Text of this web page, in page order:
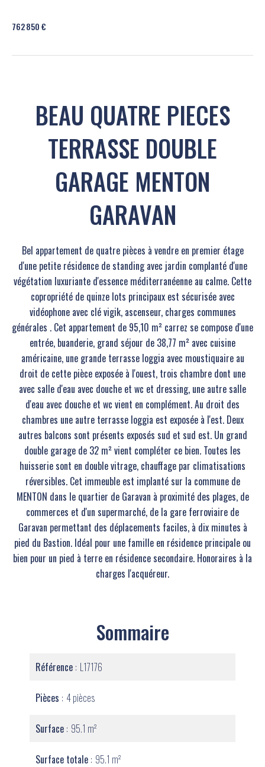
762 850 €
BEAU QUATRE PIECES
TERRASSE DOUBLE
GARAGE MENTON
GARAVAN
Bel appartement de quatre pièces à vendre en premier étage
d'une petite résidence de standing avec jardin complanté d'une
végétation luxuriante d'essence méditerranéenne au calme. Cette
copropriété de quinze lots principaux est sécurisée avec
vidéophone avec clé vigik, ascenseur, charges communes
générales . Cet appartement de 95,10 m² carrez se compose d'une
entrée, buanderie, grand séjour de 38,77 m² avec cuisine
américaine, une grande terrasse loggia avec moustiquaire au
droit de cette pièce exposée à l'ouest, trois chambre dont une
avec salle d'eau avec douche et wc et dressing, une autre salle
d'eau avec douche et wc vient en complément. Au droit des
chambres une autre terrasse loggia est exposée à l'est. Deux
autres balcons sont présents exposés sud et sud est. Un grand
double garage de 32 m² vient compléter ce bien. Toutes les
huisserie sont en double vitrage, chauffage par climatisations
réversibles. Cet immeuble est implanté sur la commune de
MENTON dans le quartier de Garavan à proximité des plages, de
commerces et d'un supermarché, de la gare ferroviaire de
Garavan permettant des déplacements faciles, à dix minutes à
pied du Bastion. Idéal pour une famille en résidence principale ou
bien pour un pied à terre en résidence secondaire. Honoraires à la
charges l'acquéreur.
Sommaire
Référence L17176
Pièces 4 pièces
Surface 95.1 m²
Surface totale 95.1 m²